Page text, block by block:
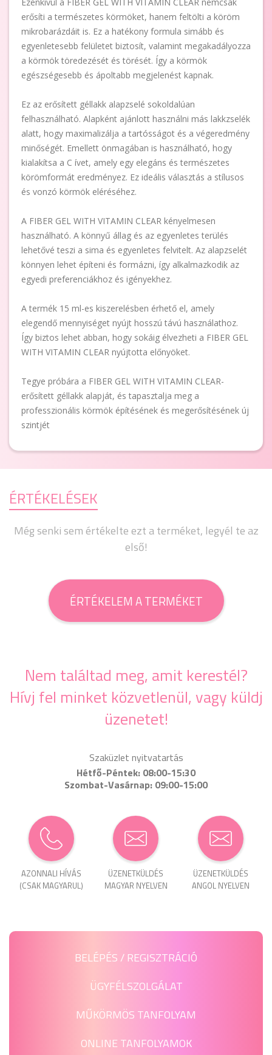
erősíti a természetes körmöket, hanem feltölti a köröm
mikrobarázdáit is. Ez a hatékony formula simább és
egyenletesebb felületet biztosít, valamint megakadályozza
a körmök töredezését és törését. Így a körmök
egészségesebb és ápoltabb megjelenést kapnak.
Ez az erősített géllakk alapzselé sokoldalúan
felhasználható. Alapként ajánlott használni más lakkzselék
alatt, hogy maximalizálja a tartósságot és a végeredmény
minőségét. Emellett önmagában is használható, hogy
kialakítsa a C ívet, amely egy elegáns és természetes
körömformát eredményez. Ez ideális választás a stílusos
és vonzó körmök eléréséhez.
A FIBER GEL WITH VITAMIN CLEAR kényelmesen
használható. A könnyű állag és az egyenletes terülés
lehetővé teszi a sima és egyenletes felvitelt. Az alapzselét
könnyen lehet építeni és formázni, így alkalmazkodik az
egyedi preferenciákhoz és igényekhez.
A termék 15 ml-es kiszerelésben érhető el, amely
elegendő mennyiséget nyújt hosszú távú használathoz.
Így biztos lehet abban, hogy sokáig élvezheti a FIBER GEL
WITH VITAMIN CLEAR nyújtotta előnyöket.
Tegye próbára a FIBER GEL WITH VITAMIN CLEAR-
erősített géllakk alapját, és tapasztalja meg a
professzionális körmök építésének és megerősítésének új
szintjét
ÉRTÉKELÉSEK
Még senki sem értékelte ezt a terméket, legyél te az
első!
ÉRTÉKELEM A TERMÉKET
Nem találtad meg, amit kerestél?
Hívj fel minket közvetlenül, vagy küldj
üzenetet!
Szaküzlet nyitvatartás
Hétfő-Péntek: 08:00-15:30
Szombat-Vasárnap: 09:00-15:00
AZONNALI HÍVÁS
(CSAK MAGYARUL)
ÜZENET­KÜLDÉS
MAGYAR NYELVEN
ÜZENET­KÜLDÉS
ANGOL NYELVEN
BELÉPÉS / REGISZTRÁCIÓ
ÜGYFÉLSZOLGÁLAT
MŰKÖRMÖS TANFOLYAM
ONLINE TANFOLYAMOK